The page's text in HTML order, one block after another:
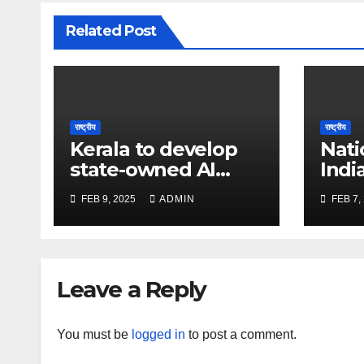
Related Post
राष्ट्रीय
Kerala to develop
state-owned AI
engine for schools
in 2025 – The Times
of India
FEB 9, 2025 ADMIN
राष्ट्रीय
and
FEB
Leave a Reply
You must be logged in to post a comment.